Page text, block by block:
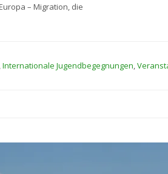
– Migration, die
Internationale Jugendbegegnungen